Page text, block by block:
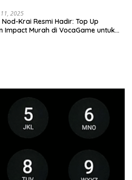
2025
Nod-Krai Resmi Hadir: Top Up
Impact Murah di VocaGame untuk